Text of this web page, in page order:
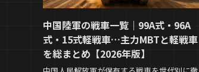
中国陸軍の戦車一覧｜99A式・96A
式・15式軽戦車…主力MBTと軽戦車
を総まとめ【2026年版】